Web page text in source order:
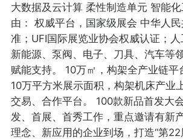
大数据及云计算 柔性制造单元 智能
由： 权威平台，国家级展会 中华人
准；UFI国际展览业协会权威认证；人
新能源、泵阀、电子、刀具、汽车等
赋能支持。 10万㎡，构架全产业链平
10万平方米展示面积，构架机床产业
交易、合作平台。 100款新品首发大
发、首展、首秀工作，重点邀请有新
理念、新应用的企业到场，打造“第